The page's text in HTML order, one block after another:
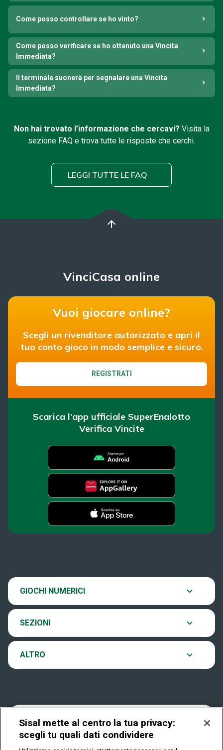
Come posso controllare se ho vinto?
Come posso verificare se ho ottenuto una Vincita
Immediata?
Il terminale suonerà per segnalare una Vincita
Immediata?
Non hai trovato l’informazione che cercavi? Visita la
sezione FAQ e trova tutte le risposte che cerchi.
LEGGI TUTTE LE FAQ
arrow_upward
VinciCasa online
Vuoi giocare online?
Scegli un rivenditore autorizzato e apri il
tuo conto gioco in modo semplice e sicuro.
REGISTRATI
Scarica l’app ufficiale SuperEnalotto
Verifica Vincite
GIOCHI NUMERICI
SuperEnalotto
EuroJackpot
VinciCasa
Play Your Date
SEZIONI
Scopri il gioco
Ultima estrazione
Archivio estrazioni
FAQ
ALTRO
Contatti
Notifiche
Cookies
Sisal mette al centro la tua privacy:
scegli tu quali dati condividere